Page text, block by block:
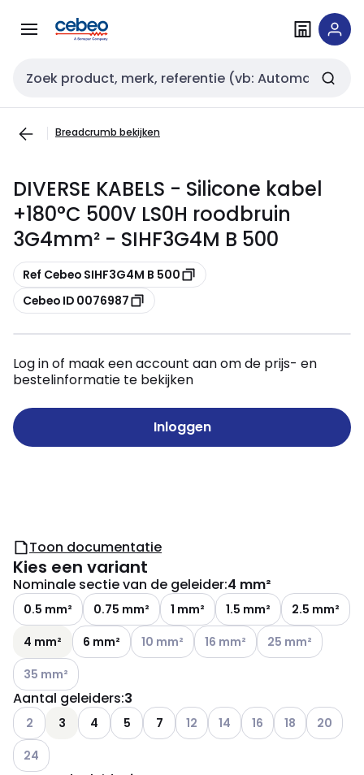
naar
naar
Zoekveld invoer
Breadcrumb bekijken
DIVERSE KABELS - Silicone kabel
+180°C 500V LS0H roodbruin
3G4mm² - SIHF3G4M B 500
Kopiëren
Ref Cebeo SIHF3G4M B 500
Kopiëren
Cebeo ID 0076987
Log in of maak een account aan om de prijs- en
bestelinformatie te bekijken
Inloggen
Toon documentatie
Kies een variant
Nominale sectie van de geleider:4 mm²
0.5 mm² 0.75 mm² 1 mm² 1.5 mm²
2.5 mm²
4 mm²
6 mm² Andere varianten (Huidige combinatie
10 mm² Andere varianten (Huidige
16 mm² Andere varianten
25 mm²
Andere varianten (Huidige combinatie niet mogelijk)
35 mm²
Aantal geleiders:3
Andere varianten (Huidige combinatie niet mogelijk)
2 3 4 5 7 Andere varianten (Huidige
12 Andere varianten
14 Andere varianten
16 Andere
18 Andere
20
Andere varianten (Huidige combinatie niet mogelijk)
24